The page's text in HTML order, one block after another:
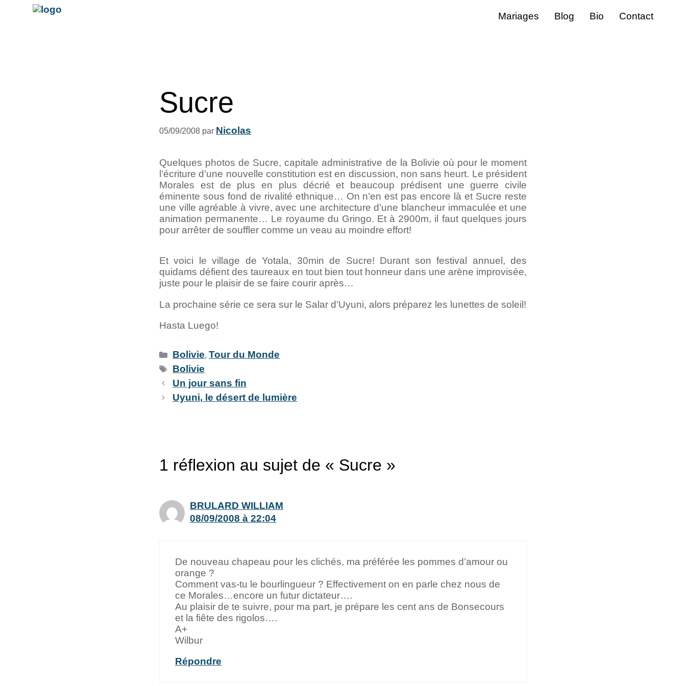
Mariages Blog Bio Contact
Sucre
05/09/2008 par Nicolas
Quelques photos de Sucre, capitale administrative de la Bolivie où pour le moment
l’écriture d’une nouvelle constitution est en discussion, non sans heurt. Le président
Morales est de plus en plus décrié et beaucoup prédisent une guerre civile
éminente sous fond de rivalité ethnique… On n’en est pas encore là et Sucre reste
une ville agréable à vivre, avec une architecture d’une blancheur immaculée et une
animation permanente… Le royaume du Gringo. Et à 2900m, il faut quelques jours
pour arrêter de souffler comme un veau au moindre effort!
Et voici le village de Yotala, 30min de Sucre! Durant son festival annuel, des
quidams défient des taureaux en tout bien tout honneur dans une arène improvisée,
juste pour le plaisir de se faire courir après…
La prochaine série ce sera sur le Salar d’Uyuni, alors préparez les lunettes de soleil!
Hasta Luego!
Bolivie,Tour du Monde
Bolivie
Un jour sans fin
Uyuni, le désert de lumière
1 réflexion au sujet de « Sucre »
BRULARD WILLIAM
08/09/2008 à 22:04
De nouveau chapeau pour les clichés, ma préférée les pommes d’amour ou
orange ?
Comment vas-tu le bourlingueur ? Effectivement on en parle chez nous de
ce Morales…encore un futur dictateur….
Au plaisir de te suivre, pour ma part, je prépare les cent ans de Bonsecours
et la fiête des rigolos….
A+
Wilbur
Répondre